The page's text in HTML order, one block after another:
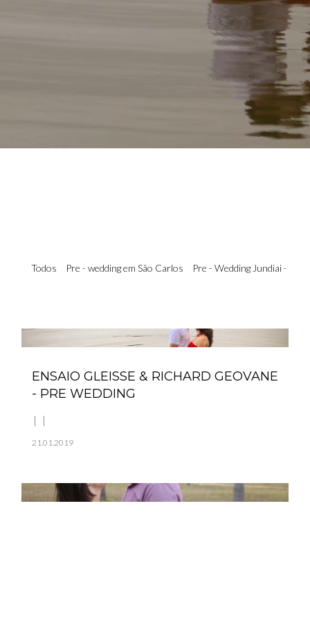
Todos Pre - wedding em São Carlos Pre - Wedding Jundiai - sp
ENSAIO GLEISSE & RICHARD GEOVANE
- PRE WEDDING
21.01.2019